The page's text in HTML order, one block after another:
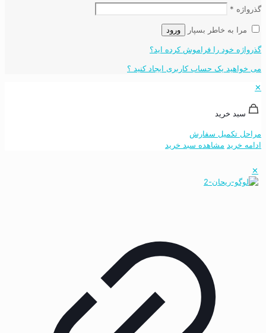
گذرواژه *
مرا به خاطر بسپار ورود
گذرواژه خود را فراموش کرده اید؟
می خواهید یک حساب کاربری ایجاد کنید ؟
✕
سبد خرید
مراحل تکمیل سفارش
ادامه خرید مشاهده سبد خرید
✕